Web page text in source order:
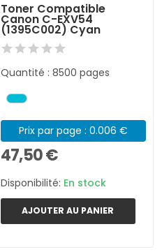
Toner Compatible
Canon C-EXV54
(1395C002) Cyan
Quantité : 8500 pages
Prix par page : 0.006 €
47,50 €
Disponibilité: En stock
AJOUTER AU PANIER